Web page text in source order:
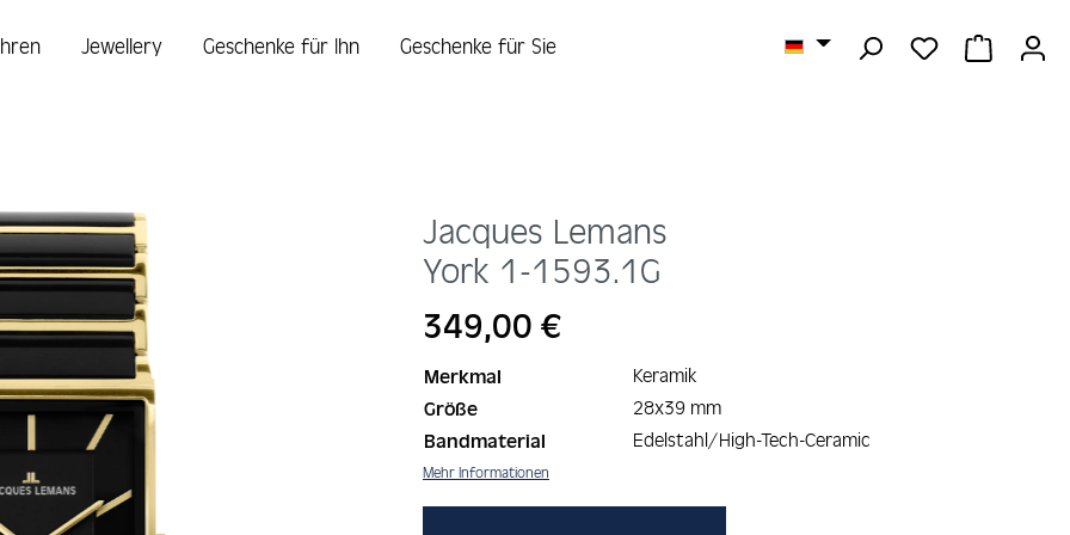
DU HAST 0
Jewellery Geschenke für Ihn Geschenke für Sie
Jacques Lemans
York 1-1593.1G
Regulärer Preis:
349,00 €
Merkmal Keramik
Größe 28x39 mm
Bandmaterial Edelstahl/High-Tech-Ceramic
Mehr Informationen